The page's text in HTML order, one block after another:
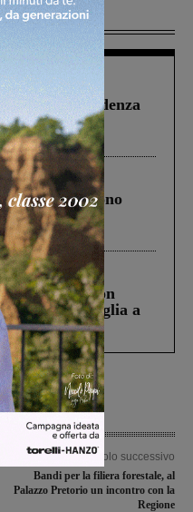
2026
oltre la scadenza
d’Italia: “Un
in cui morirono
schianto, il
fra tir....
di Castiglion
ucciso la figlia a
Articolo successivo
Bandi per la filiera forestale, al
Palazzo Pretorio un incontro con la
Regione